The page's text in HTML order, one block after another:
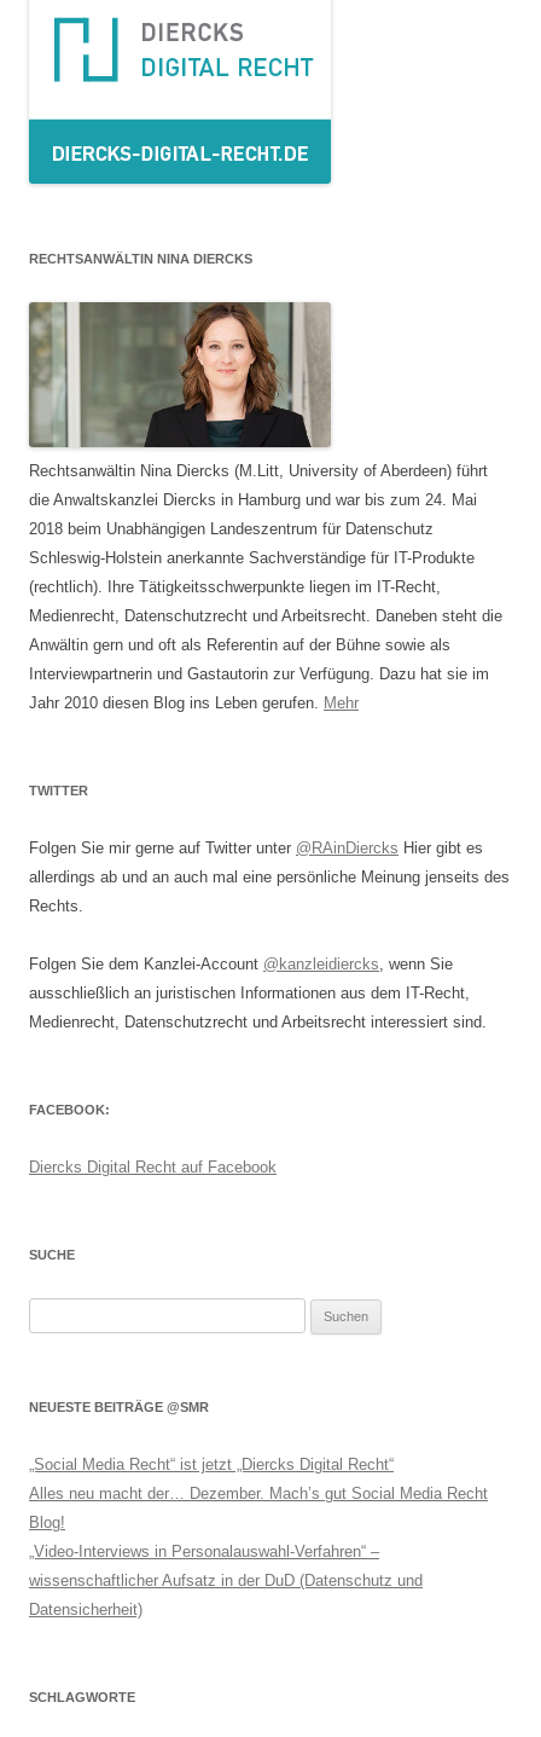
RECHTSANWÄLTIN NINA DIERCKS
Rechtsanwältin Nina Diercks (M.Litt, University of Aberdeen) führt
die Anwaltskanzlei Diercks in Hamburg und war bis zum 24. Mai
2018 beim Unabhängigen Landeszentrum für Datenschutz
Schleswig-Holstein anerkannte Sachverständige für IT-Produkte
(rechtlich). Ihre Tätigkeitsschwerpunkte liegen im IT-Recht,
Medienrecht, Datenschutzrecht und Arbeitsrecht. Daneben steht die
Anwältin gern und oft als Referentin auf der Bühne sowie als
Interviewpartnerin und Gastautorin zur Verfügung. Dazu hat sie im
Jahr 2010 diesen Blog ins Leben gerufen. Mehr
TWITTER
Folgen Sie mir gerne auf Twitter unter @RAinDiercks Hier gibt es
allerdings ab und an auch mal eine persönliche Meinung jenseits des
Rechts.
Folgen Sie dem Kanzlei-Account @kanzleidiercks, wenn Sie
ausschließlich an juristischen Informationen aus dem IT-Recht,
Medienrecht, Datenschutzrecht und Arbeitsrecht interessiert sind.
FACEBOOK:
Diercks Digital Recht auf Facebook
SUCHE
NEUESTE BEITRÄGE @SMR
„Social Media Recht“ ist jetzt „Diercks Digital Recht“
Alles neu macht der… Dezember. Mach’s gut Social Media Recht
Blog!
„Video-Interviews in Personalauswahl-Verfahren“ –
wissenschaftlicher Aufsatz in der DuD (Datenschutz und
Datensicherheit)
SCHLAGWORTE